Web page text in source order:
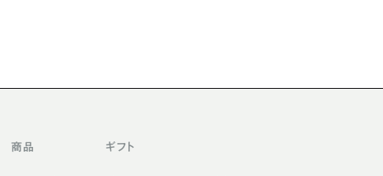
商品 ギフト